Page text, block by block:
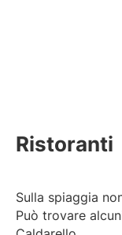
Ristoranti
Sulla spiaggia
Può trovare